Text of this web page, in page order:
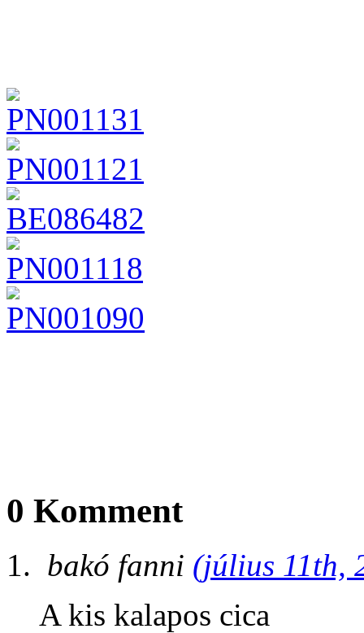
0 Komment
bakó fanni (július 11th,
A kis kalapos cica